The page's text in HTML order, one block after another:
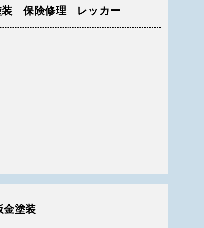
保険修理 レッカー
塗装